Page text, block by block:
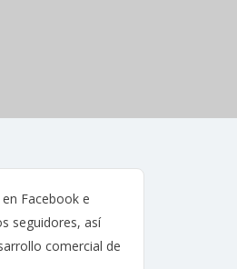
Facebook e
seguidores, así
comercial de